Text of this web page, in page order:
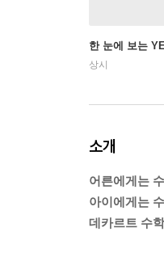
한 눈에 보는
상시
소개
어른에게는
아이에게는
데카르트 수